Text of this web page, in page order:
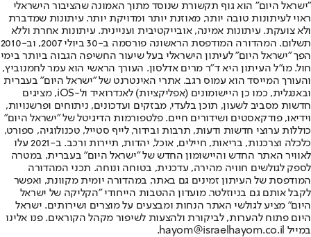
"ישראל היום" הוא גוף תקשורת שנוסד מתוך האמונה שהציבור הישראלי
ראוי לעיתונות טובה יותר, מאוזנת יותר ומדויקת יותר. עיתונות שמדברת
ולא צועקת. עיתונות אמינה, אובייקטיבית ועניינית. עיתונות אחרת וללא
תשלום. המהדורה המודפסת הראשונה פורסמה ב-30 ביולי 2007, וב-2010
הפך "ישראל היום" לעיתון הישראלי בעל שיעור החשיפה הגבוה ביותר בימי
חול. מו"ל העיתון היא ד"ר מרים אדלסון. העורך הראשי הוא עמר לחמנוביץ,
והעורך המייסד הוא עמוס רגב. אתרי האינטרנט של "ישראל היום" בעברית
ובאנגלית, כמו כן היישומונים (אפליקציות) לאנדרואיד ול-iOS, מציגים
חדשות מסביב לשעון, תוכן בלעדי, מבזקים ועדכונים, ניתוחים ופרשנויות,
וידיאו, פודקאסטים ושידורים חיים. פלטפורמות הדיגיטל של "ישראל היום"
כוללות ערוצי חדשות ודעות, תרבות ובידור, לייף סטייל, טכנולוגיה, ספורט,
כלכלה וצרכנות, בריאות, חיילים, אוכל, יהדות, תיירות ורכב. ב-2021 עלו
לאוויר האתר החדש והיישומון החדש של "ישראל היום" בעברית, במטרה
לספק לגולשים חוויה מהירה, עדכנית, בטוחה ונוחה. תכני המהדורה
המודפסת של העיתון זמינים גם באתר, במהדורה יומית מקוונת, ואפשר
לקבל אותם גם בניוזלטר. מועדון ההטבות הייחודי "הקליקה של ישראל
היום" מציע לגולשי האתר הנחות ומבצעים על מוצרים ושירותים. ישראל
היום פתוח להערות, לביקורת ולהצעות לשיפור מקהל הקוראים. פנו אלינו
במייל hayom@israelhayom.co.il.